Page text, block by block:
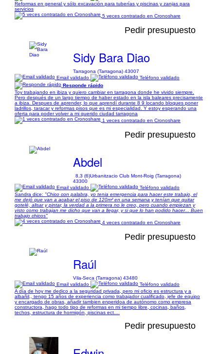
Reformas en general y sólo excavación para tuberías y piscinas y zanjas para
servicios
5 veces contratado en Cronoshare
Pedir presupuesto
Sidy Bara Diao
Tarragona (Tarragona) 43007
Email validado
Teléfono validado
Responde rápido
Toy trabajando en ibiza y quiero cambiar en tarragona donde he vivido siempre.
Pero después de un largo tiempo de haber estado en la isla baleares precisamente
a ibiza. Despues de aprender, lo que aprendí durante 8 9 locando bloques poner
ladrillos, taracar y reformas pisos que es mi especialidad. Y estoy esperando una
oferta para poder volver a mi querido ciudad tarragona
1 veces contratado en Cronoshare
Pedir presupuesto
Abdel
8,3 (6)Urbanitzacio Club Mont-Roig (Tarragona)
43300
Email validado
Teléfono validado
Sandra dice: "Chico con palabra, yo tenia emergencia para hacer este trabajo, el
me dejó que van a acabar el piso de 120m² en una semana y tenían que quitar
gotelé, alisar y pintar, la verdad a la primera no le creo, pero cuando empiezan y
visto como trabajan me dicho que van a llegar, y si que lo han podido hacer... Buen
trabajo chicos"
4 veces contratado en Cronoshare
Pedir presupuesto
Raúl
Vila-Seca (Tarragona) 43480
Email validado
Teléfono validado
A día de hoy me dedico a la seguridad privada, pero mi oficio es estructura y a
albañil,, tengo 15 años de experiencia como trabajador cualificado, jefe de equipo
y encargado de obras, añadir tambien enperidoa de autónomo como empresa
constructora, hago todo tipo de reformas en mi tiempo libre, cocinas, baños,
techos, estructura de hormigón, piscinas ect....
Pedir presupuesto